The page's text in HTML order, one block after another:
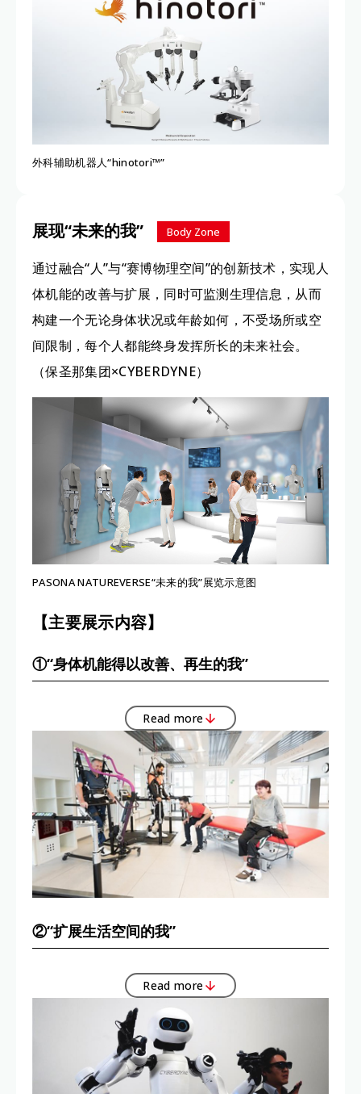
外科辅助机器人“hinotori™”
展现“未来的我” Body Zone
通过融合“人”与“赛博物理空间”的创新技术，实现人
体机能的改善与扩展，同时可监测生理信息，从而
构建一个无论身体状况或年龄如何，不受场所或空
间限制，每个人都能终身发挥所长的未来社会。
（保圣那集团×CYBERDYNE）
PASONA NATUREVERSE“未来的我”展览示意图
【主要展示内容】
①“身体机能得以改善、再生的我”
Read more
②“扩展生活空间的我”
Read more